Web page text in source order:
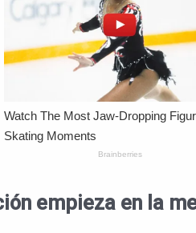
empieza en la